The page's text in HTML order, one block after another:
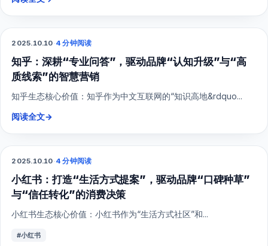
SEO
2025.10.10·4 分钟阅读
知乎：深耕“专业问答”，驱动品牌“认知升级”与“高
质线索”的智慧营销
知乎生态核心价值：知乎作为中文互联网的“知识高地&rdquo...
阅读全文→
小红书
2025.10.10·4 分钟阅读
小红书：打造“生活方式提案”，驱动品牌“口碑种草”
与“信任转化”的消费决策
小红书生态核心价值：小红书作为“生活方式社区”和...
#小红书